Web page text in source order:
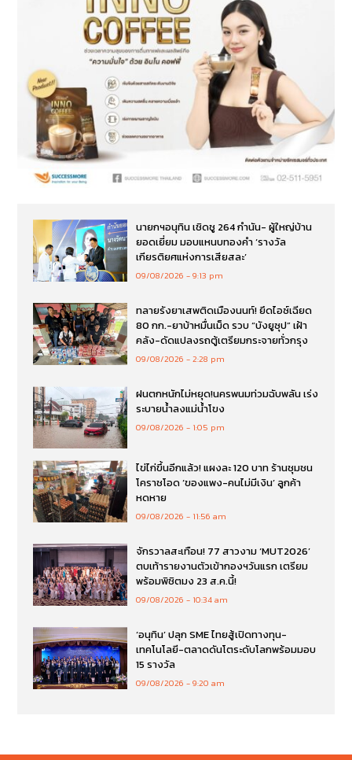
นายกฯอนุทิน เชิดชู 264 กำนัน- ผู้ใหญ่บ้าน
ยอดเยี่ยม มอบแหนบทองคำ ‘รางวัล
เกียรติยศแห่งการเสียสละ’
09/08/2026 9:13 pm
ทลายรังยาเสพติดเมืองนนท์! ยึดไอซ์เฉียด
80 กก.-ยาบ้าหมื่นเม็ด รวบ “บังยูซุป” เฝ้า
คลัง-ดัดแปลงรถตู้เตรียมกระจายทั่วกรุง
09/08/2026 2:28 pm
ฝนตกหนักไม่หยุด!นครพนมท่วมฉับพลัน เร่ง
ระบายน้ำลงแม่น้ำโขง
09/08/2026 1:05 pm
ไข่ไก่ขึ้นอีกแล้ว! แผงละ 120 บาท ร้านชุมชน
โคราชโอด ‘ของแพง-คนไม่มีเงิน’ ลูกค้า
หดหาย
09/08/2026 11:56 am
จักรวาลสะเทือน! 77 สาวงาม ‘MUT2026’
ตบเท้ารายงานตัวเข้ากองฯวันแรก เตรียม
พร้อมพิชิตมง 23 ส.ค.นี้!
09/08/2026 10:34 am
‘อนุทิน’ ปลุก SME ไทยสู้เปิดทางทุน-
เทคโนโลยี-ตลาดดันโตระดับโลกพร้อมมอบ
15 รางวัล
09/08/2026 9:20 am